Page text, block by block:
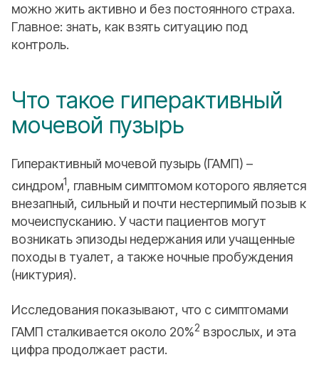
можно жить активно и без постоянного страха.
Главное: знать, как взять ситуацию под
контроль.
Что такое гиперактивный
мочевой пузырь
Гиперактивный мочевой пузырь (ГАМП) –
синдром1, главным симптомом которого является
внезапный, сильный и почти нестерпимый позыв к
мочеиспусканию. У части пациентов могут
возникать эпизоды недержания или учащенные
походы в туалет, а также ночные пробуждения
(никтурия).
Исследования показывают, что с симптомами
ГАМП сталкивается около 20%2 взрослых, и эта
цифра продолжает расти.